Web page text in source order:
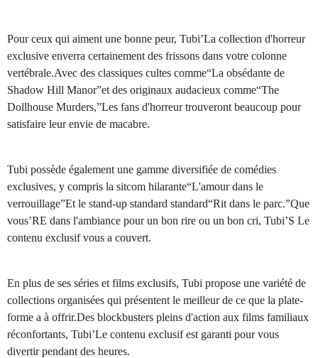
Pour ceux qui aiment une bonne peur, Tubi’La collection d'horreur
exclusive enverra certainement des frissons dans votre colonne
vertébrale.Avec des classiques cultes comme“La obsédante de
Shadow Hill Manor”et des originaux audacieux comme“The
Dollhouse Murders,”Les fans d'horreur trouveront beaucoup pour
satisfaire leur envie de macabre.
Tubi possède également une gamme diversifiée de comédies
exclusives, y compris la sitcom hilarante“L'amour dans le
verrouillage”Et le stand-up standard standard“Rit dans le parc.”Que
vous’RE dans l'ambiance pour un bon rire ou un bon cri, Tubi’S Le
contenu exclusif vous a couvert.
En plus de ses séries et films exclusifs, Tubi propose une variété de
collections organisées qui présentent le meilleur de ce que la plate-
forme a à offrir.Des blockbusters pleins d'action aux films familiaux
réconfortants, Tubi’Le contenu exclusif est garanti pour vous
divertir pendant des heures.